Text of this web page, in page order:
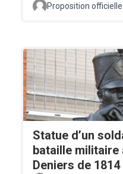
Proposition officielle
Statue d’un
bataille militaire
Deniers de 1814